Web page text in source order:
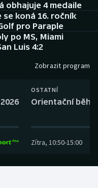
obhajuje 4 medaile
se koná 16. ročník
pro Paraple
po MS, Miami
Luis 4:2
Zobrazit program
OSTATNÍ
Orientační běh:
Zítra, 10:50-15:00